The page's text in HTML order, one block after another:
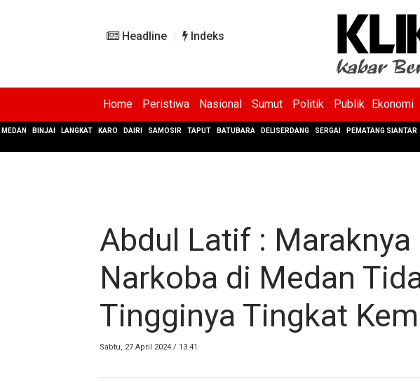
Headline Indeks
Home Peristiwa Nasional Sumut Politik Publik Ekonomi
MEDAN BINJAI LANGKAT KARO DAIRI SAMOSIR TAPUT BATUBARA DELISERDANG SERGAI PEMATANG SIANTAR
Abdul Latif : Maraknya
Narkoba di Medan
Tingginya Tingkat
Sabtu, 27 April 2024 / 13.41